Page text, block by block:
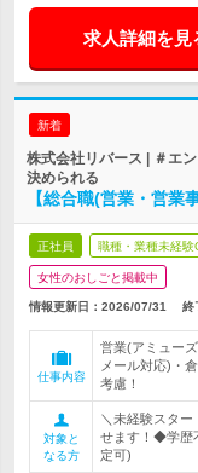
求人詳細を見
新着
株式会社リバース | ＃エ
決められる
【総合職(営業・営業
正社員 職種・業種未経験
女性のおしごと掲載中
情報更新日：2026/07/31 終
仕事内容
営業(アミュー
メール対応)・
考慮！
対象と
なる方
＼未経験スタ
せます！◆学歴
定可)